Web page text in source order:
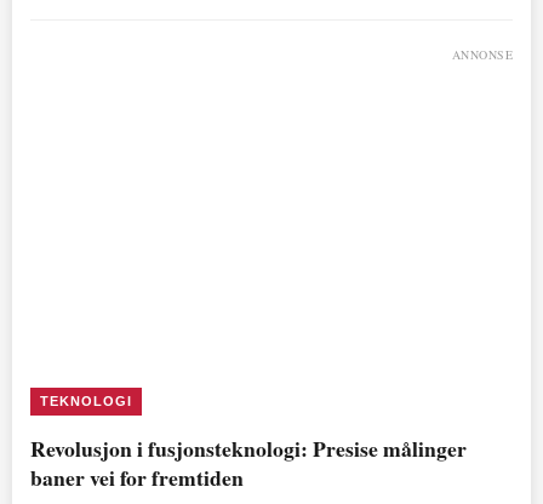
ANNONSE
TEKNOLOGI
Revolusjon i fusjonsteknologi: Presise målinger
baner vei for fremtiden